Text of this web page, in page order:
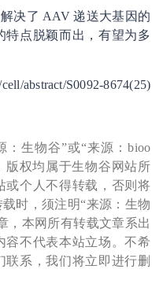
决了 AAV 递送大基因的
特点脱颖而出，有望为多
abstract/S0092-8674(25)
：生物谷”或“来源：bioo
版权均属于生物谷网站所
或个人不得转载，否则将
时，须注明“来源：生物
，本网所有转载文章系出
容不代表本站立场。不希
系，我们将立即进行删